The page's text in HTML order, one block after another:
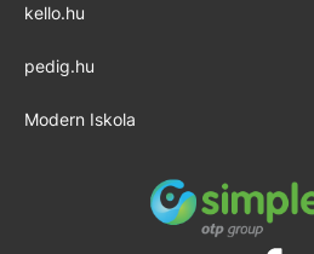
kello.hu
pedig.hu
Modern Iskola